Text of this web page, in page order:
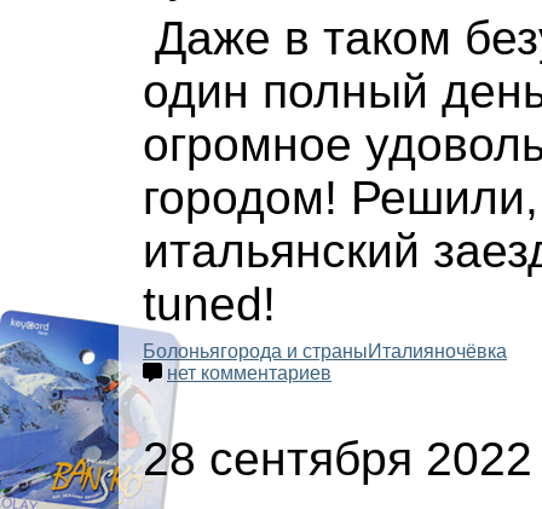
Даже в таком
один полный
огромное
городом!
итальянский
tuned!
Болоньягорода и страныИталияночёвка
нет комментариев
28 сентября 2022